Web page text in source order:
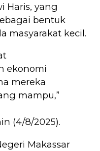
Haris, yang
bentuk
masyarakat kecil.
ekonomi
mereka
mampu,”
(4/8/2025).
Makassar